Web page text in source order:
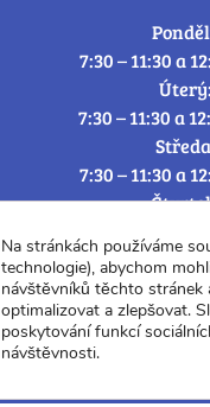
7:30 – 11:30 a
Úterý:
7:30 – 11:30 a
7:30 – 11:30 a
7:30 –
Na stránkách používáme
technologie), abychom
návštěvníků těchto
optimalizovat a zlepšovat.
poskytování funkcí
návštěvnosti.